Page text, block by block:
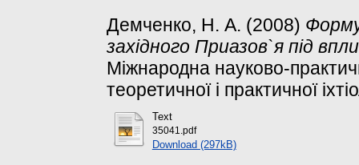
Демченко, Н. А. (2008)
західного Приазов`я під
Міжнародна науково-
теоретичної і практичної
Text
35041.pdf
Download (297kB)